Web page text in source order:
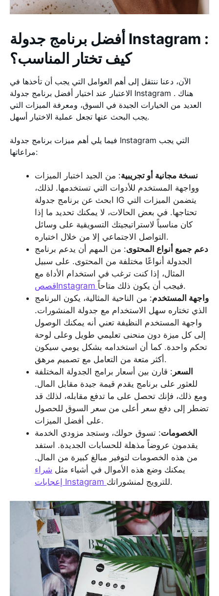
أفضل برنامج جدولة Instagram :
كيف تختار المناسب؟
الآن، دعنا ننتقل إلى أهم العوامل التي يجب أن تأخذها في
الاعتبار عند اختيار أفضل برنامج جدولة Instagram . هناك
العديد من الخيارات الجيدة في السوق، ومعرفة الميزات التي
يجب البحث عنها تجعل عملية الاختيار أسهل.
فيما يلي أهم ميزات برنامج جدولة Instagram التي يجب
مراعاتها:
نسخة مجانية أو تجريبية: من الجيد اختبار الميزات
وواجهة المستخدم للأدوات التي تستخدمها. لذلك،
ابحث عن برنامج جدولة IG يتضمن الميزات التي
تحتاجها. في بعض الحالات، لا يمكنك تحديد ما إذا
كان مناسباً لاستراتيجيتك التسويقية على وسائل
التواصل الاجتماعي إلا من خلال اختباره.
دعم جميع أنواع المحتوى: من المهم أن يدعم برنامج
الجدولة أنواعًا مختلفة من المحتوى. على سبيل
المثال، إذا كنت ترغب في استخدام الأداة مع
قصصInstagram
فيجب أن يكون ذلك متاحاً.
واجهة المستخدم: من الناحية المثالية، يكون البرنامج
الذي تختاره سهل الاستخدام مع جدولة المنشورات.
واجهة المستخدم النظيفة تعني أنه يمكنك الوصول
إلى كل ميزة دون منحنى تعليمي طويل وعلى لوحة
تحكم واحدة. كما أن استخدامه بشكل يومي سيكون
أكثر متعة من التعامل مع تصميم مرهق.
السعر : قارن بين أسعار برامج الجدولة المختلفة
للعثور على برنامج يقدم قيمة جيدة مقابل المال.
ومع ذلك، فإنك تحصل على ما تدفع مقابله، لذلك قد
تضطر إلى دفع سعر أعلى من سعر السوق للحصول
على أفضل الميزات.
الخصومات: تسوق حولك، وستجد مزودي الخدمة
يقدمون عروضاً مذهلة للحسابات الجديدة. استفد
من هذه الخصومات لتوفير مبالغ كبيرة من المال.
يمكنك وضع هذه الأموال في أشياء مثل شراء
إعجابات Instagram
للترويج لمنشوراتك.